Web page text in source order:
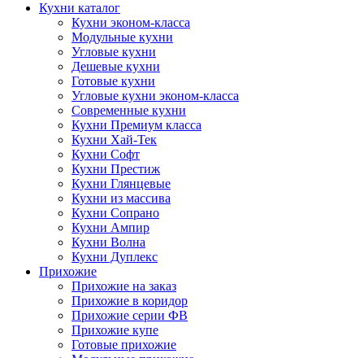
Кухни каталог
Кухни эконом-класса
Модульные кухни
Угловые кухни
Дешевые кухни
Готовые кухни
Угловые кухни эконом-класса
Современные кухни
Кухни Премиум класса
Кухни Хай-Тек
Кухни Софт
Кухни Престиж
Кухни Глянцевые
Кухни из массива
Кухни Сопрано
Кухни Ампир
Кухни Волна
Кухни Дуплекс
Прихожие
Прихожие на заказ
Прихожие в коридор
Прихожие серии ФВ
Прихожие купе
Готовые прихожие